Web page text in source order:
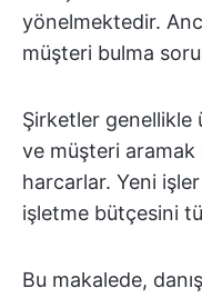
yönelmektedir.
müşteri bulma
Şirketler genellikle
ve müşteri
harcarlar. Yeni işler
işletme bütçesini
Bu makalede,